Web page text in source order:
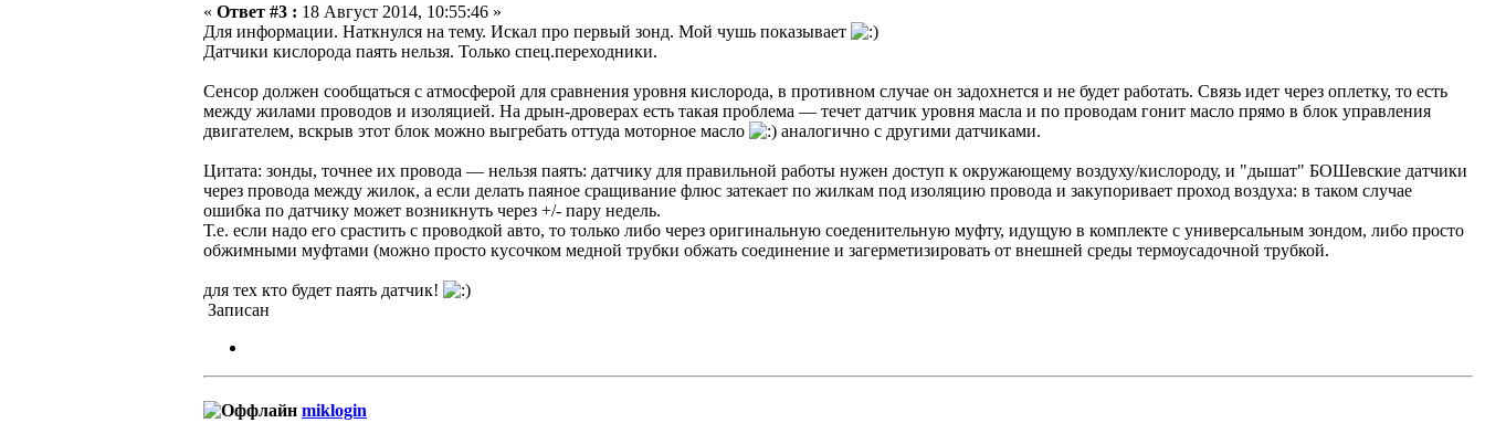
« Ответ #3 : 18 Август 2014, 10:55:46 »
Для информации. Наткнулся на тему. Искал про первый зонд. Мой чушь показывает
Датчики кислорода паять нельзя. Только спец.переходники.
Сенсор должен сообщаться с атмосферой для сравнения уровня кислорода, в противном случае он задохнется и не будет работать. Связь идет через оплетку, то есть
между жилами проводов и изоляцией. На дрын-дроверах есть такая проблема — течет датчик уровня масла и по проводам гонит масло прямо в блок управления
двигателем, вскрыв этот блок можно выгребать оттуда моторное масло
аналогично с другими датчиками.
Цитата: зонды, точнее их провода — нельзя паять: датчику для правильной работы нужен доступ к окружающему воздуху/кислороду, и "дышат" БОШевские датчики
через провода между жилок, а если делать паяное сращивание флюс затекает по жилкам под изоляцию провода и закупоривает проход воздуха: в таком случае
ошибка по датчику может возникнуть через +/- пару недель.
Т.е. если надо его срастить с проводкой авто, то только либо через оригинальную соеденительную муфту, идущую в комплекте с универсальным зондом, либо просто
обжимными муфтами (можно просто кусочком медной трубки обжать соединение и загерметизировать от внешней среды термоусадочной трубкой.
для тех кто будет паять датчик!
Записан
miklogin